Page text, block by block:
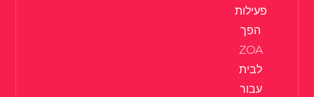
פעילות
הפך
ZOA
לבית
עבור